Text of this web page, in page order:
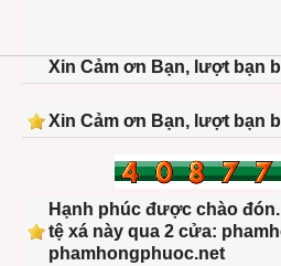
Xin Cảm ơn Bạn, lượt bạn
Xin Cảm ơn Bạn, lượt bạn
Hạnh phúc được chào
tệ xá này qua 2 cửa:
phamhongphuoc.net